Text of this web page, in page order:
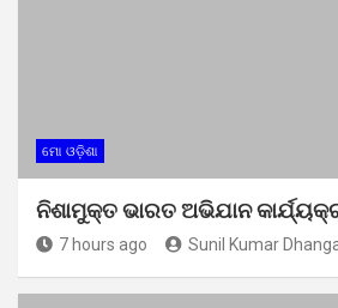
ମୋ ଓଡ଼ିଶା
ନିଶାମୁକ୍ତ ଭାରତ ଅଭିଯାନ
7 hours ago Sunil Kumar